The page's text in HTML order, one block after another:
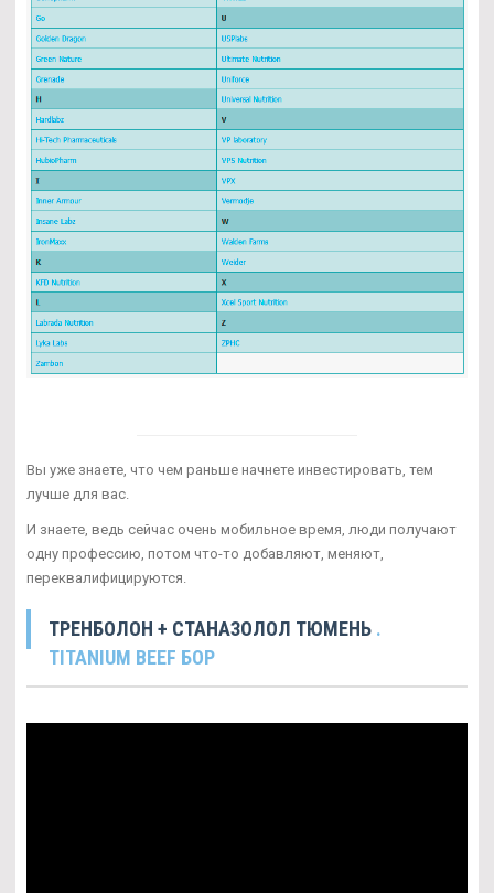
Вы уже знаете, что чем раньше начнете инвестировать, тем
лучше для вас.
И знаете, ведь сейчас очень мобильное время, люди получают
одну профессию, потом что-то добавляют, меняют,
переквалифицируются.
ТРЕНБОЛОН + СТАНАЗОЛОЛ ТЮМЕНЬ .
TITANIUM BEEF БОР